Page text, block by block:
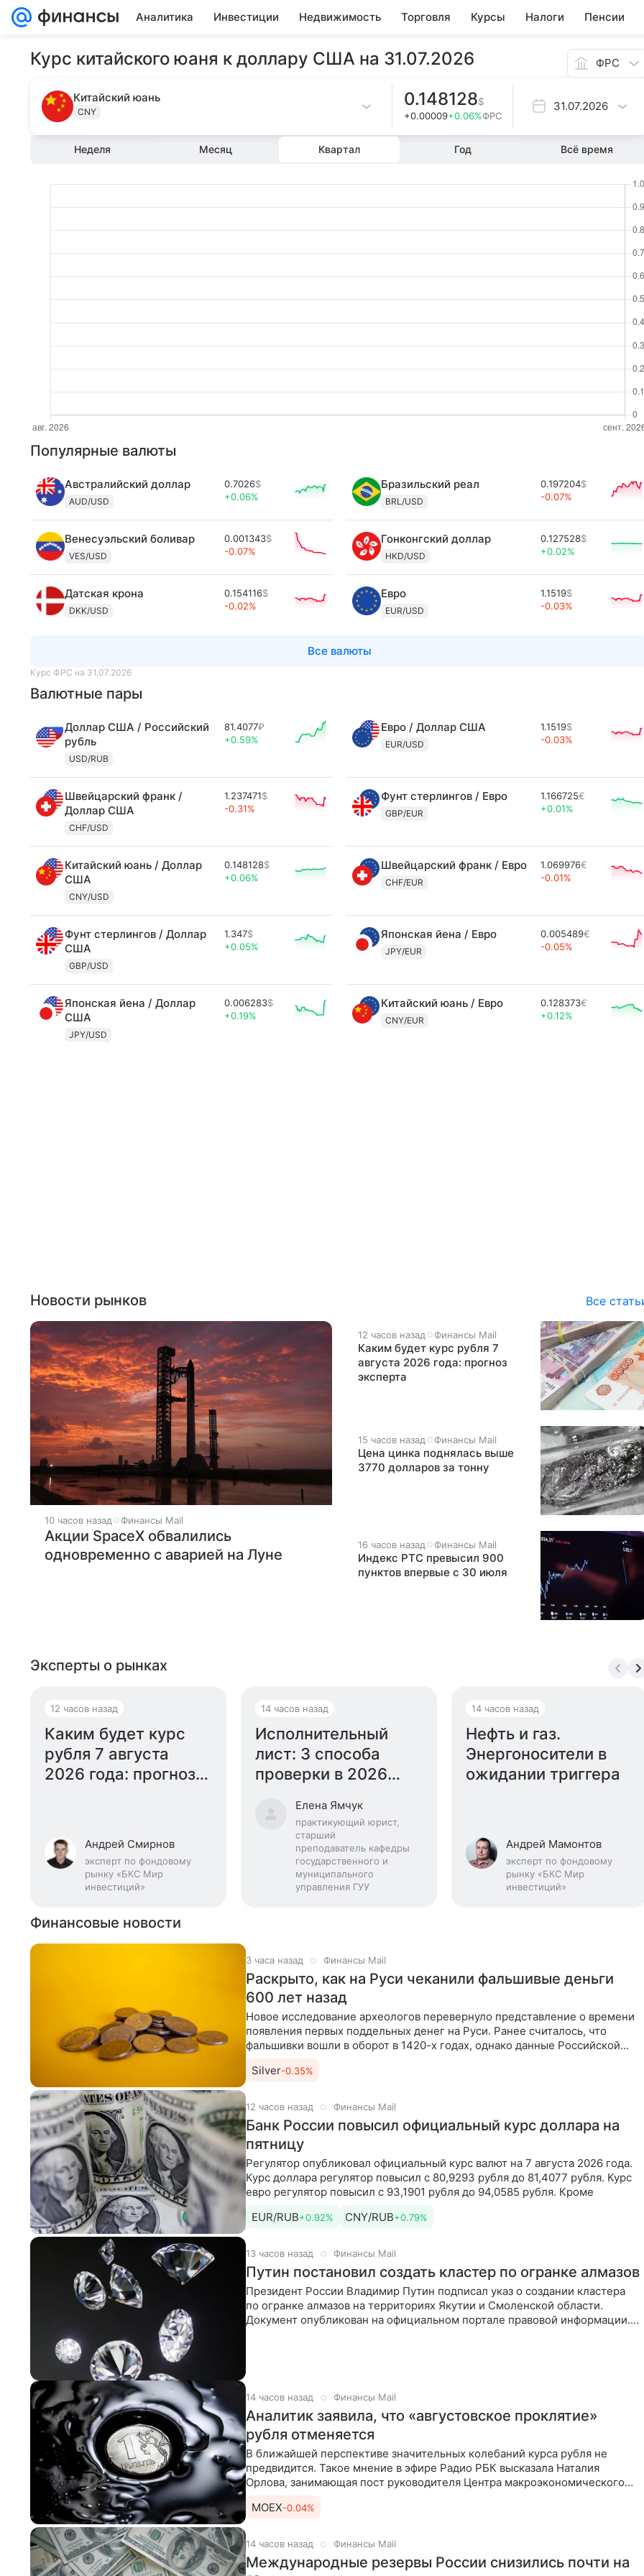
Аналитика Инвестиции Недвижимость Торговля Курсы Налоги Пенсии
Курс китайского юаня к доллару США на 31.07.2026 ФРС
Китайский юань
CNY
0.148128$
+0.00009+0.06%ФРС
31.07.2026
Неделя Месяц Квартал Год Всё время
Популярные валюты
Австралийский доллар
AUD/USD
0.7026$
+0.06%
Бразильский реал
BRL/USD
0.197204$
-0.07%
Венесуэльский боливар
VES/USD
0.001343$
-0.07%
Гонконгский доллар
HKD/USD
0.127528$
+0.02%
Датская крона
DKK/USD
0.154116$
-0.02%
Евро
EUR/USD
1.1519$
-0.03%
Все валюты
Курс ФРС на 31.07.2026
Валютные пары
Доллар США / Российский
рубль
USD/RUB
81.4077₽
+0.59%
Евро / Доллар США
EUR/USD
1.1519$
-0.03%
Швейцарский франк /
Доллар США
CHF/USD
1.237471$
-0.31%
Фунт стерлингов / Евро
GBP/EUR
1.166725€
+0.01%
Китайский юань / Доллар
США
CNY/USD
0.148128$
+0.06%
Швейцарский франк / Евро
CHF/EUR
1.069976€
-0.01%
Фунт стерлингов / Доллар
США
GBP/USD
1.347$
+0.05%
Японская йена / Евро
JPY/EUR
0.005489€
-0.05%
Японская йена / Доллар
США
JPY/USD
0.006283$
+0.19%
Китайский юань / Евро
CNY/EUR
0.128373€
+0.12%
Новости рынков Все
10 часов назад Финансы Mail
Акции SpaceX обвалились
одновременно с аварией на Луне
12 часов назад Финансы Mail
Каким будет курс рубля 7
августа 2026 года: прогноз
эксперта
15 часов назад Финансы Mail
Цена цинка поднялась выше
3770 долларов за тонну
16 часов назад Финансы Mail
Индекс РТС превысил 900
пунктов впервые с 30 июля
Эксперты о рынках
12 часов назад
Каким будет курс
рубля 7 августа
2026 года: прогноз
Андрей Смирнов
эксперт по фондовому
рынку «БКС Мир
инвестиций»
14 часов назад
Исполнительный
лист: 3 способа
проверки в 2026
Елена Ямчук
практикующий юрист,
старший
преподаватель кафедры
государственного и
муниципального
управления ГУУ
14 часов назад
Нефть и газ.
Энергоносители в
ожидании триггера
Андрей Мамонтов
эксперт по фондовому
рынку «БКС Мир
инвестиций»
Финансовые новости
3 часа назад Финансы Mail
Раскрыто, как на Руси чеканили фальшивые деньги
600 лет назад
Новое исследование археологов перевернуло представление о времени
появления первых поддельных денег на Руси. Ранее считалось, что
фальшивки вошли в оборот в 1420-х годах, однако данные Российской
Silver-0.35%
12 часов назад Финансы Mail
Банк России повысил официальный курс доллара на
пятницу
Регулятор опубликовал официальный курс валют на 7 августа 2026 года.
Курс доллара регулятор повысил с 80,9293 рубля до 81,4077 рубля. Курс
евро регулятор повысил с 93,1901 рубля до 94,0585 рубля. Кроме
EUR/RUB+0.92% CNY/RUB+0.79%
13 часов назад Финансы Mail
Путин постановил создать кластер по огранке алмазов
Президент России Владимир Путин подписал указ о создании кластера
по огранке алмазов на территориях Якутии и Смоленской области.
Документ опубликован на официальном портале правовой информации.
14 часов назад Финансы Mail
Аналитик заявила, что «августовское проклятие»
рубля отменяется
В ближайшей перспективе значительных колебаний курса рубля не
предвидится. Такое мнение в эфире Радио РБК высказала Наталия
Орлова, занимающая пост руководителя Центра макроэкономического
MOEX-0.04%
14 часов назад Финансы Mail
Международные резервы России снизились почти на